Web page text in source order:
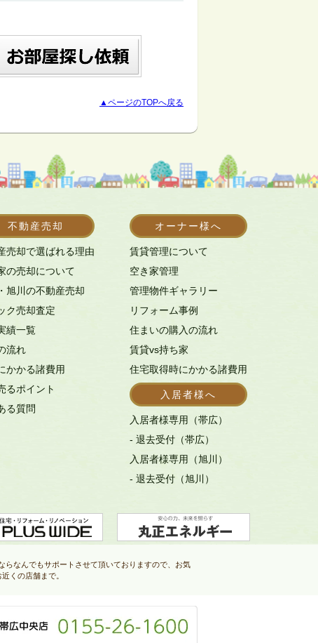
▲ページのTOPへ戻る
不動産売却
売却で選ばれる理由
の売却について
旭川の不動産売却
ク売却査定
績一覧
流れ
かかる諸費用
るポイント
る質問
オーナー様へ
賃貸管理について
空き家管理
管理物件ギャラリー
リフォーム事例
住まいの購入の流れ
賃貸vs持ち家
住宅取得時にかかる諸費用
入居者様へ
入居者様専用（帯広）
- 退去受付（帯広）
入居者様専用（旭川）
- 退去受付（旭川）
らなんでもサポートさせて頂いておりますので、お気
くの店舗まで。